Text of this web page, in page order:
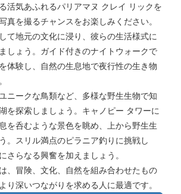
活気あふれるパリアマヌ クレイ リックを
真を撮るチャンスをお楽しみください。
て地元の文化に浸り、彼らの生活様式に
しょう。ガイド付きのナイトウォークで
体験し、自然の生息地で夜行性の生き物
ニークな鳥類など、多様な野生生物で知
を探索しましょう。キャノピー タワーに
を呑むような景色を眺め、上から野生生
。スリル満点のピラニア釣りに挑戦し
さらなる興奮を加えましょう。
、冒険、文化、自然を組み合わせたもの
り深いつながりを求める人に最適です。